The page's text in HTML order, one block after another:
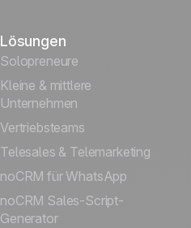
Lösungen
Solopreneure
Kleine & mittlere
Unternehmen
Vertriebsteams
Telesales & Telemarketing
noCRM für WhatsApp
noCRM Sales-Script-
Generator